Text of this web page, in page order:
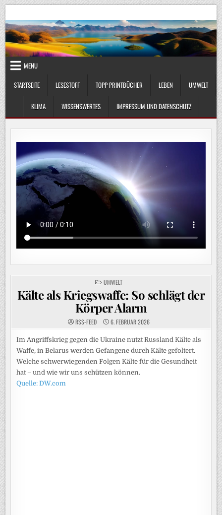
Skip
to
content
UmweltKlima.com
MENU
STARTSEITE
LESESTOFF TOPP PRINTBÜCHER LEBEN UMWELT
KLIMA WISSENSWERTES IMPRESSUM UND DATENSCHUTZ
POSTED
IN
UMWELT
Kälte als Kriegswaffe: So schlägt der
Körper Alarm
RSS-FEED 6. FEBRUAR 2026
Im Angriffskrieg gegen die Ukraine nutzt Russland Kälte als
Waffe, in Belarus werden Gefangene durch Kälte gefoltert.
Welche schwerwiegenden Folgen Kälte für die Gesundheit
hat – und wie wir uns schützen können.
Quelle: DW.com